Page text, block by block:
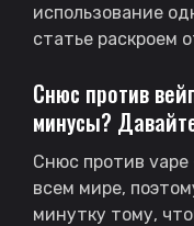
использование
статье раскроем
Снюс против
минусы?
Снюс против vape
всем мире,
минутку тому,